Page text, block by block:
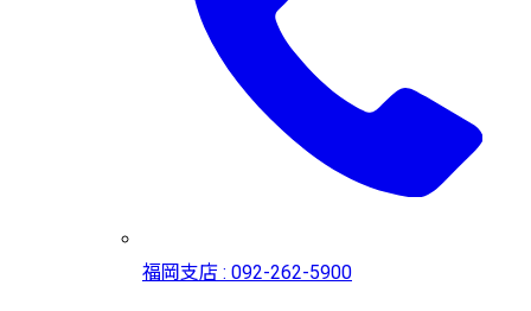
福岡支店 : 092-262-5900